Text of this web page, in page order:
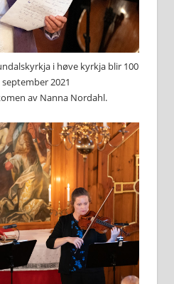
i høve kyrkja blir 100
september 2021
av Nanna Nordahl.